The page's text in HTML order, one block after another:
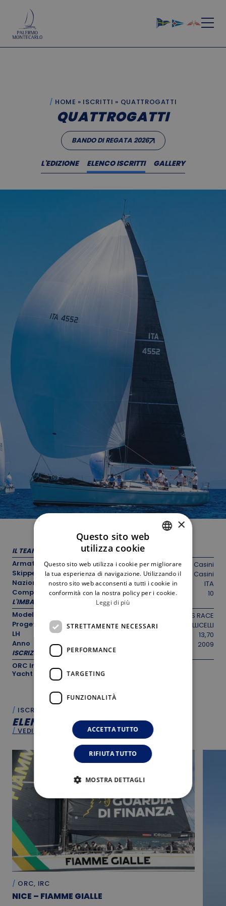
HOME » ISCRITTI » QUATTROGATTI
QUATTROGATTI
BANDO DI REGATA 2026
L'EDIZIONE ELENCO ISCRITTI GALLERY
IL TEAM
Armatore
Andrea Casini
Skipper
Andrea Casini
Nazionalità
ITA
Componenti equipaggio
10
L'IMBARCAZIONE
Modello
COMET 45S RACE
Progettista
A. VALLICELLI
LH
13,70
Anno
2009
ISCRIZIONE
ORC International, IRC
Yacht
ISCRITTI
ELENCO ISCRITTI
VEDI TUTTO
ORC, IRC
NICE – FIAMME GIALLE
ENGLISH
×
Questo sito web
utilizza cookie
Questo sito web utilizza i cookie per migliorare
la tua esperienza di navigazione. Utilizzando il
nostro sito web acconsenti a tutti i cookie in
conformità con la nostra policy per i cookie.
Leggi di più
STRETTAMENTE NECESSARI
PERFORMANCE
TARGETING
FUNZIONALITÀ
ACCETTA TUTTO
RIFIUTA TUTTO
MOSTRA DETTAGLI